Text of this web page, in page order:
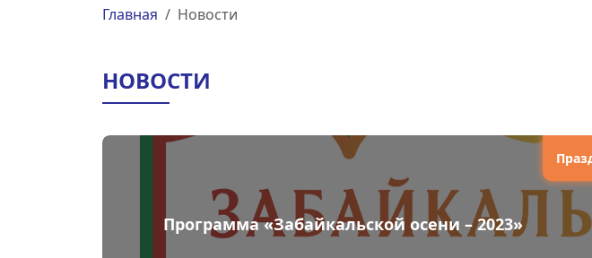
Главная Новости
НОВОСТИ
Программа «Забайкальской осени – 2023»